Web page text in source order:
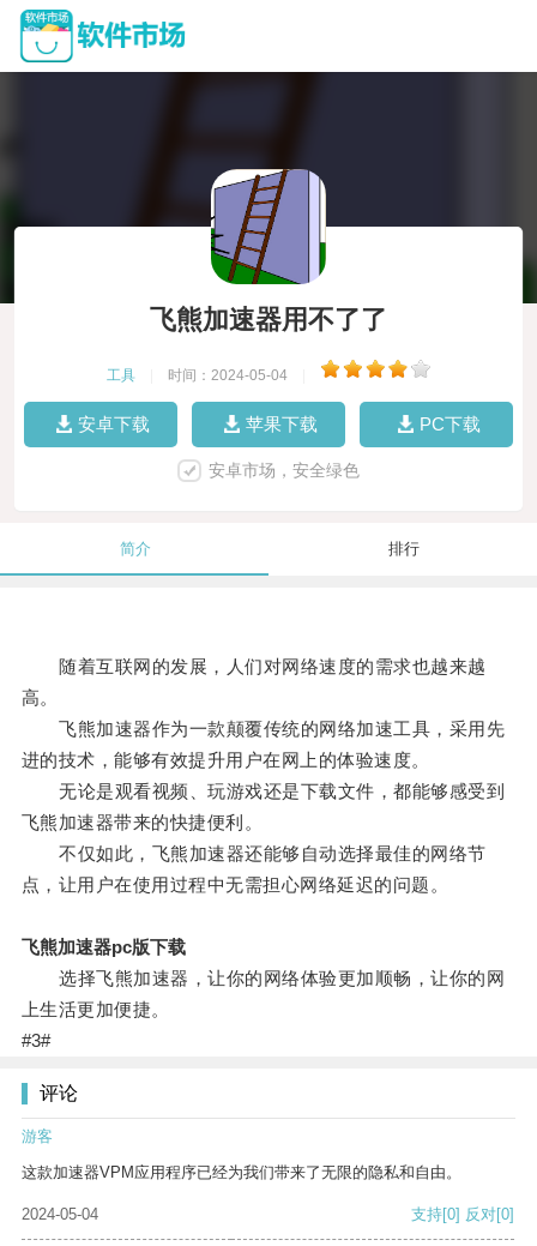
飞熊加速器用不了了
工具 时间：2024-05-04
安卓下载 苹果下载 PC下载
安卓市场，安全绿色
简介 排行
随着互联网的发展，人们对网络速度的需求也越来越
高。
飞熊加速器作为一款颠覆传统的网络加速工具，采用先
进的技术，能够有效提升用户在网上的体验速度。
无论是观看视频、玩游戏还是下载文件，都能够感受到
飞熊加速器带来的快捷便利。
不仅如此，飞熊加速器还能够自动选择最佳的网络节
点，让用户在使用过程中无需担心网络延迟的问题。
飞熊加速器pc版下载
选择飞熊加速器，让你的网络体验更加顺畅，让你的网
上生活更加便捷。
#3#
评论
游客
这款加速器VPM应用程序已经为我们带来了无限的隐私和自由。
2024-05-04 支持[0] 反对[0]